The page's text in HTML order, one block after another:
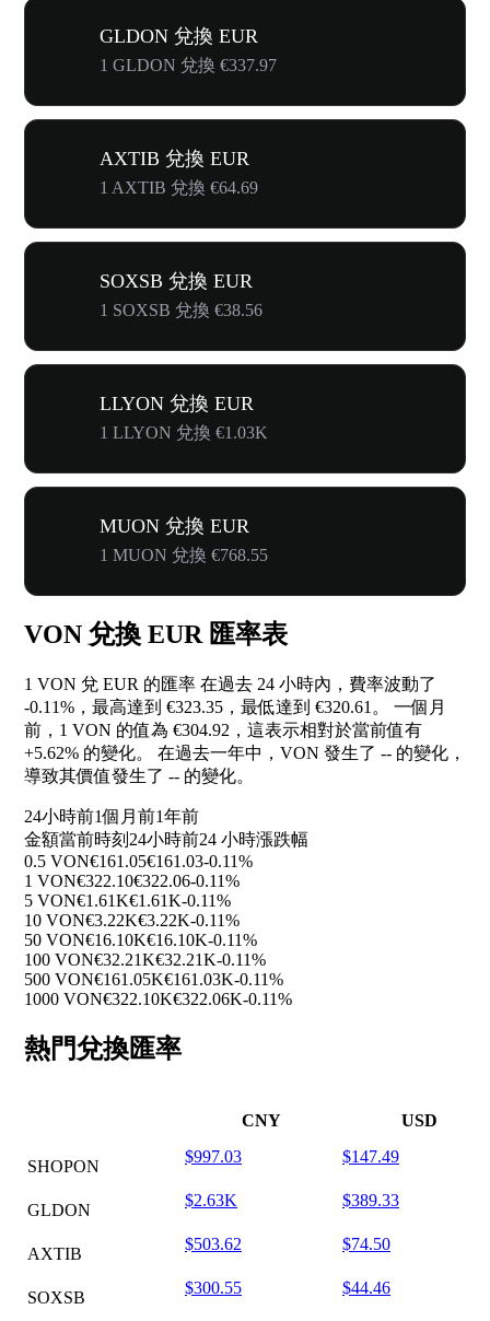
GLDON 兌換 EUR
1 GLDON 兌換 €337.97
AXTIB 兌換 EUR
1 AXTIB 兌換 €64.69
SOXSB 兌換 EUR
1 SOXSB 兌換 €38.56
LLYON 兌換 EUR
1 LLYON 兌換 €1.03K
MUON 兌換 EUR
1 MUON 兌換 €768.55
VON 兌換 EUR 匯率表
1 VON 兌 EUR 的匯率 在過去 24 小時內，費率波動了
-0.11% ，最高達到 €323.35，最低達到 €320.61。 一個月
前，1 VON 的值為 €304.92，這表示相對於當前值有
+5.62% 的變化。 在過去一年中，VON 發生了 -- 的變化，
導致其價值發生了 -- 的變化。
24小時前1個月前1年前
金額當前時刻 24小時前24 小時漲跌幅
0.5 VON€161.05€161.03-0.11%
1 VON€322.10€322.06-0.11%
5 VON€1.61K€1.61K-0.11%
10 VON€3.22K€3.22K-0.11%
50 VON€16.10K€16.10K-0.11%
100 VON€32.21K€32.21K-0.11%
500 VON€161.05K€161.03K-0.11%
1000 VON€322.10K€322.06K-0.11%
熱門兌換匯率
CNY USD
SHOPON
$997.03 $147.49
GLDON
$2.63K $389.33
AXTIB
$503.62 $74.50
SOXSB
$300.55 $44.46